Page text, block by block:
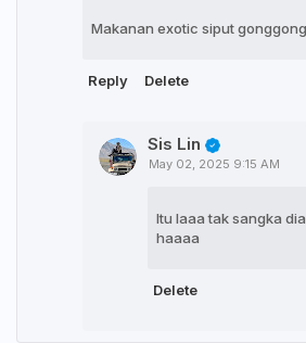
Makanan exotic siput
Reply Delete
Sis Lin
May 02, 2025 9:15 AM
Itu laaa tak sangka
haaaa
Delete